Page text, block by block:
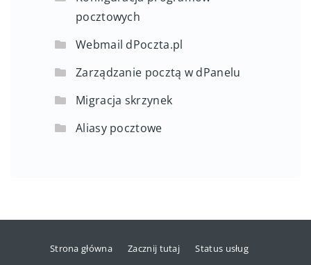
pocztowych
Webmail dPoczta.pl
Zarządzanie pocztą w dPanelu
Migracja skrzynek
Aliasy pocztowe
Strona główna Zacznij tutaj Status usług